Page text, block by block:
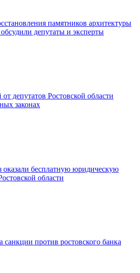
памятников архитектуры
депутаты и эксперты
депутатов Ростовской области
законах
оказали бесплатную юридическую
области
санкции против ростовского банка